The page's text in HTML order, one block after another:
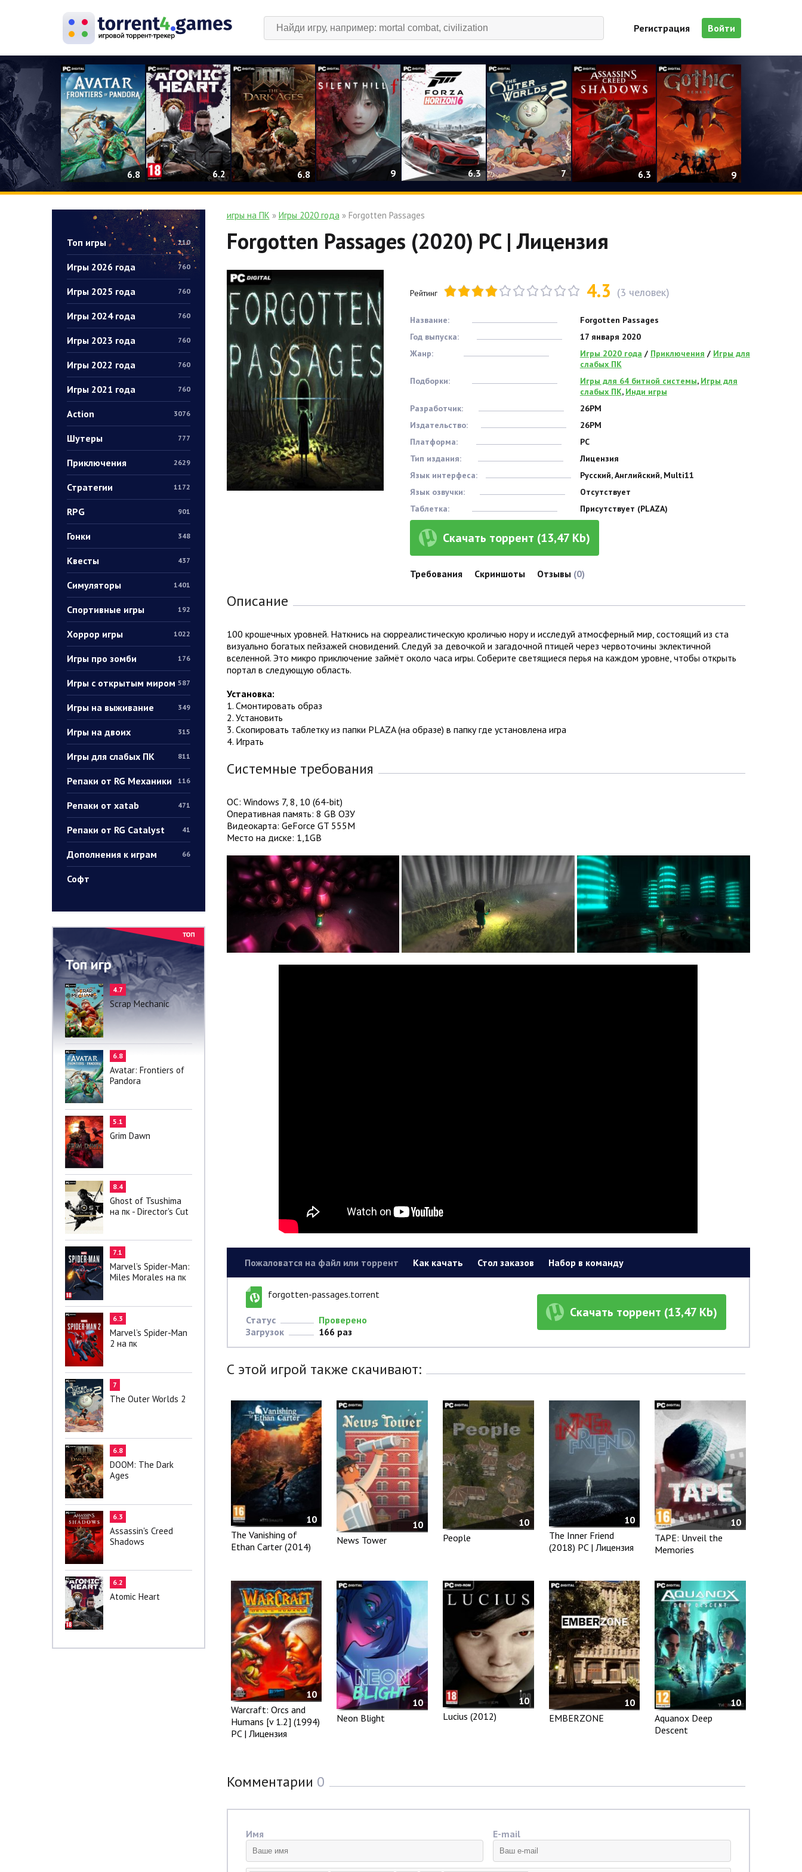
Регистрация Войти
6.8 6.2 6.8 9 6.3 7 6.3 9
Топ игры 210
Игры 2026 года 760
Игры 2025 года 760
Игры 2024 года 760
Игры 2023 года 760
Игры 2022 года 760
Игры 2021 года 760
Action 3076
Шутеры 777
Приключения 2629
Стратегии 1172
RPG 901
Гонки 348
Квесты 437
Симуляторы 1401
Спортивные игры 192
Хоррор игры 1022
Игры про зомби 176
Игры с открытым миром 587
Игры на выживание 349
Игры на двоих 315
Игры для слабых ПК 811
Репаки от RG Механики 116
Репаки от xatab 471
Репаки от RG Catalyst 41
Дополнения к играм 66
Софт
Топ игр
4.7
Scrap Mechanic
6.8
Avatar: Frontiers of
Pandora
5.1
Grim Dawn
8.4
Ghost of Tsushima
на пк - Director's Cut
7.1
Marvel’s Spider-Man:
Miles Morales на пк
6.3
Marvel’s Spider-Man
2 на пк
7
The Outer Worlds 2
6.8
DOOM: The Dark
Ages
6.3
Assassin's Creed
Shadows
6.2
Atomic Heart
игры на ПК » Игры 2020 года» Forgotten Passages
Forgotten Passages (2020) PC | Лицензия
Рейтинг 4.3 (3 человек)
Название:
Forgotten Passages
Год выпуска:
17 января 2020
Жанр:
Игры 2020 года / Приключения / Игры для
слабых ПК
Подборки:
Игры для 64 битной системы, Игры для
слабых ПК, Инди игры
Разработчик:
26PM
Издательство:
26PM
Платформа:
PC
Тип издания:
Лицензия
Язык интерфеса:
Русский, Английский, Multi11
Язык озвучки:
Отсутствует
Таблетка:
Присутствует (PLAZA)
Скачать торрент (13,47 Kb)
Требования Скриншоты Отзывы (0)
Описание
100 крошечных уровней. Наткнись на сюрреалистическую кроличью нору и исследуй атмосферный мир, состоящий из ста
визуально богатых пейзажей сновидений. Следуй за девочкой и загадочной птицей через червоточины эклектичной
вселенной. Это микро приключение займёт около часа игры. Соберите светящиеся перья на каждом уровне, чтобы открыть
портал в следующую область.
Установка:
1. Смонтировать образ
2. Установить
3. Скопировать таблетку из папки PLAZA (на образе) в папку где установлена игра
4. Играть
Системные требования
ОС: Windows 7, 8, 10 (64-bit)
Оперативная память: 8 GB ОЗУ
Видеокарта: GeForce GT 555M
Место на диске: 1,1GB
Пожаловатся на файл или торрент Как качать Стол заказов Набор в команду
forgotten-passages.torrent
Статус
Проверено
Загрузок
166 раз
Скачать торрент (13,47 Kb)
С этой игрой также скачивают:
10
The Vanishing of
Ethan Carter (2014)
10
News Tower
10
People
10
The Inner Friend
(2018) PC | Лицензия
10
TAPE: Unveil the
Memories
10
Warcraft: Orcs and
Humans [v 1.2] (1994)
PC | Лицензия
10
Neon Blight
10
Lucius (2012)
10
EMBERZONE
10
Aquanox Deep
Descent
Комментарии 0
Имя E-mail